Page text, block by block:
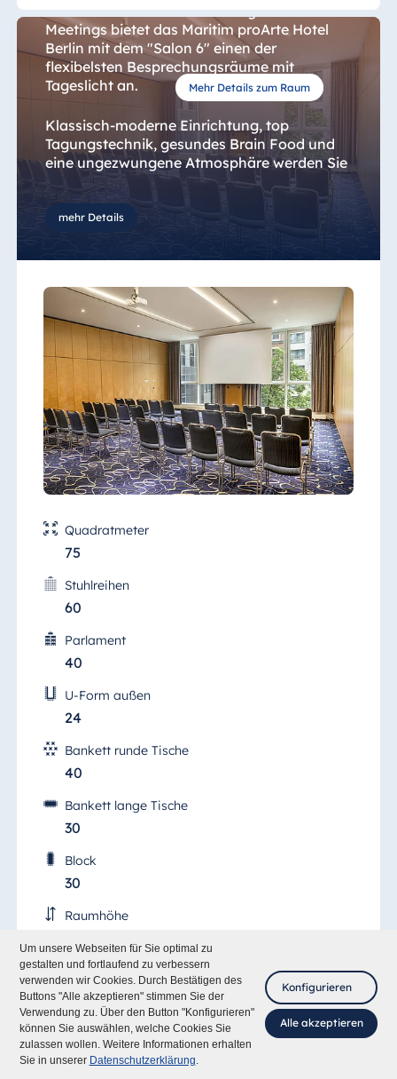
Um unsere Webseiten für Sie optimal zu
gestalten und fortlaufend zu verbessern
verwenden wir Cookies. Durch Bestätigen des
Buttons "Alle akzeptieren" stimmen Sie der
Verwendung zu. Über den Button "Konfigurieren"
können Sie auswählen, welche Cookies Sie
zulassen wollen. Weitere Informationen erhalten
Sie in unserer Datenschutzerklärung.
Konfigurieren
Alle akzeptieren
Mehr Details zum Raum
Pressekonferenzen und mittelgroße
Meetings bietet das Maritim proArte Hotel
Berlin mit dem "Salon 6" einen der
flexibelsten Besprechungsräume mit
Tageslicht an.
Klassisch-moderne Einrichtung, top
Tagungstechnik, gesundes Brain Food und
eine ungezwungene Atmosphäre werden Sie
zu besten Ideen für Ihr Geschäft anregen.
In klassischer Bestuhlung bringen Sie in
Personen bei Block-Bestuhlung unter.
Unser professionelles Tagungs- und
Veranstaltungsteam des Hotels unterstützt
Sie gerne, damit Ihre Veranstaltung in Berlin
rundum erfolgreich abläuft.
mehr Details
Quadratmeter
75
Stuhlreihen
60
Parlament
40
U-Form außen
24
Bankett runde Tische
40
Bankett lange Tische
30
Block
30
Raumhöhe
Türmaße (B/H)
0,90/2,05 m
Tageslicht/verdunkelbar
●/● Fragen Sie mich